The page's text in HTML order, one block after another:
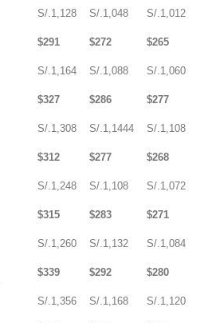
S/.1,128 S/.1,048 S/.1,012
$291 $272 $265
S/.1,164 S/.1,088 S/.1,060
$327 $286 $277
S/.1,308 S/.1,1444 S/.1,108
$312 $277 $268
S/.1,248 S/.1,108 S/.1,072
$315 $283 $271
S/.1,260 S/.1,132 S/.1,084
$339 $292 $280
S/.1,356 S/.1,168 S/.1,120